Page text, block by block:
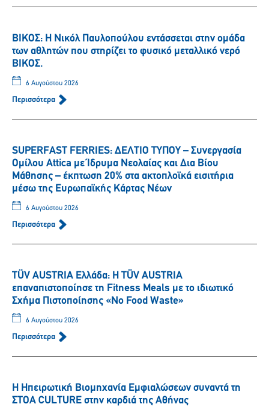
ΒΙΚΟΣ: Η Νικόλ Παυλοπούλου εντάσσεται στην ομάδα
των αθλητών που στηρίζει το φυσικό μεταλλικό νερό
ΒΙΚΟΣ.
6 Αυγούστου 2026
Περισσότερα
SUPERFAST FERRIES: ΔΕΛΤΙΟ ΤΥΠΟΥ – Συνεργασία
Ομίλου Attica με Ίδρυμα Νεολαίας και Δια Βίου
Μάθησης – έκπτωση 20% στα ακτοπλοϊκά εισιτήρια
μέσω της Ευρωπαϊκής Κάρτας Νέων
6 Αυγούστου 2026
Περισσότερα
TÜV AUSTRIA Ελλάδα: Η TÜV AUSTRIA
επαναπιστοποίησε τη Fitness Meals με το ιδιωτικό
Σχήμα Πιστοποίησης «No Food Waste»
6 Αυγούστου 2026
Περισσότερα
Η Ηπειρωτική Βιομηχανία Εμφιαλώσεων συναντά τη
ΣΤΟΑ CULTURE στην καρδιά της Αθήνας